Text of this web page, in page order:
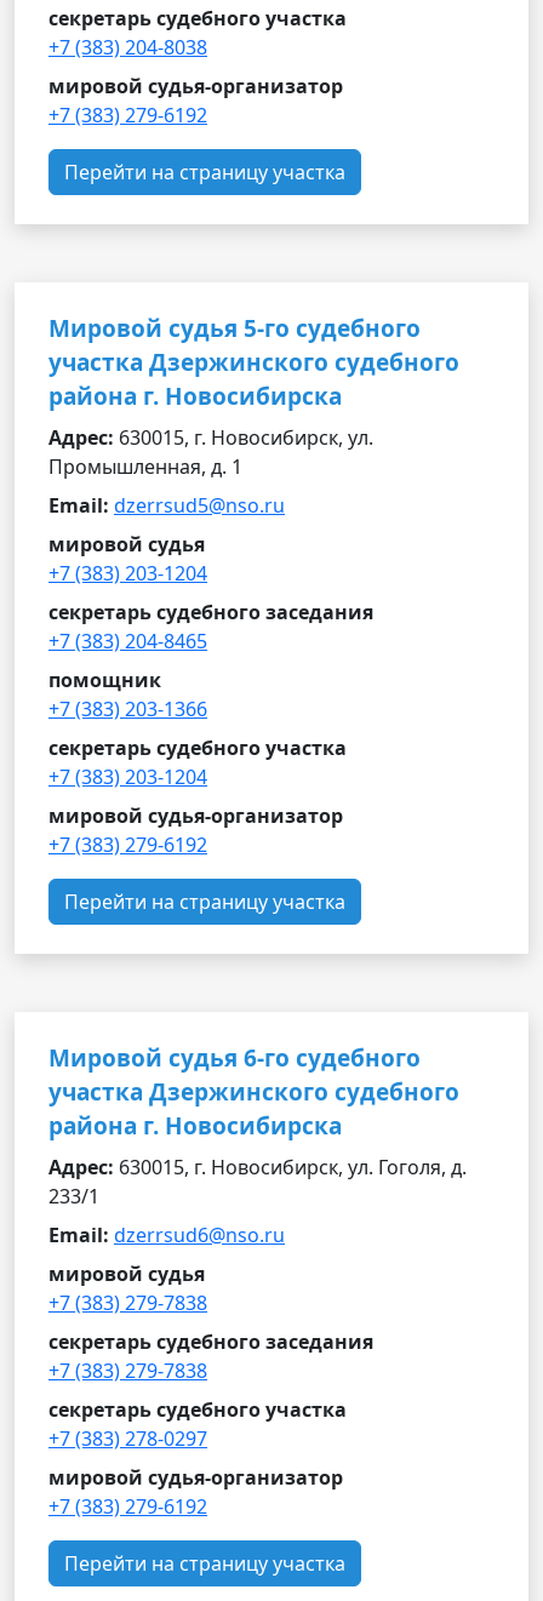
секретарь судебного участка
+7 (383) 204-8038
мировой судья-организатор
+7 (383) 279-6192
Перейти на страницу участка
Мировой судья 5-го судебного
участка Дзержинского судебного
района г. Новосибирска
Адрес: 630015, г. Новосибирск, ул.
Промышленная, д. 1
Email: dzerrsud5@nso.ru
мировой судья
+7 (383) 203-1204
секретарь судебного заседания
+7 (383) 204-8465
помощник
+7 (383) 203-1366
секретарь судебного участка
+7 (383) 203-1204
мировой судья-организатор
+7 (383) 279-6192
Перейти на страницу участка
Мировой судья 6-го судебного
участка Дзержинского судебного
района г. Новосибирска
Адрес: 630015, г. Новосибирск, ул. Гоголя, д.
233/1
Email: dzerrsud6@nso.ru
мировой судья
+7 (383) 279-7838
секретарь судебного заседания
+7 (383) 279-7838
секретарь судебного участка
+7 (383) 278-0297
мировой судья-организатор
+7 (383) 279-6192
Перейти на страницу участка